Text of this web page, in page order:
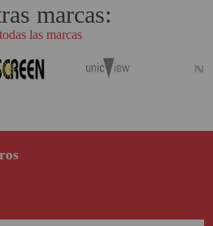
marcas:
las marcas